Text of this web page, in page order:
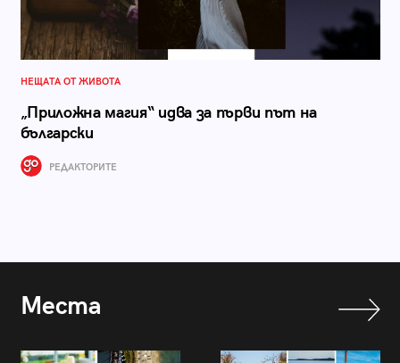
НЕЩАТА ОТ ЖИВОТА
„Приложна магия“ идва за първи път на
български
РЕДАКТОРИТЕ
Места